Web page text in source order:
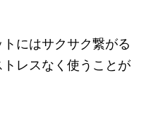
にはサクサク繋がる
レスなく使うことが